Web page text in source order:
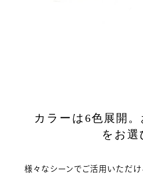
カラーは6色展開
をお選
様々なシーンでご活用いただけ